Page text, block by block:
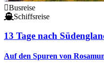
Busreise
Schiffsreise
13 Tage nach
Auf den Spuren von